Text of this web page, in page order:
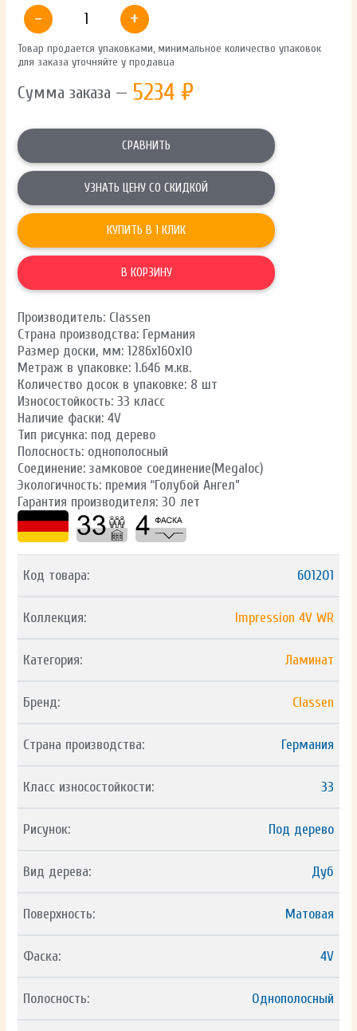
-
+
Товар продается упаковками, минимальное количество упаковок
для заказа уточняйте у продавца
Сумма заказа — 5234₽
СРАВНИТЬ
УЗНАТЬ ЦЕНУ СО СКИДКОЙ
КУПИТЬ В 1 КЛИК
В КОРЗИНУ
Производитель: Classen
Страна производства: Германия
Размер доски, мм: 1286x160x10
Метраж в упаковке: 1.646 м.кв.
Количество досок в упаковке: 8 шт
Износостойкость: 33 класс
Наличие фаски: 4V
Тип рисунка: под дерево
Полосность: однополосный
Соединение: замковое соединение(Megaloc)
Экологичность: премия “Голубой Ангел”
Гарантия производителя: 30 лет
Код товара: 601201
Коллекция: Impression 4V WR
Категория: Ламинат
Бренд: Classen
Страна производства: Германия
Класс износостойкости: 33
Рисунок: Под дерево
Вид дерева: Дуб
Поверхность: Матовая
Фаска: 4V
Полосность: Однополосный